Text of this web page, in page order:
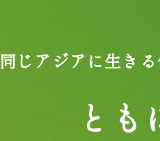
同じアジアに生きる
と